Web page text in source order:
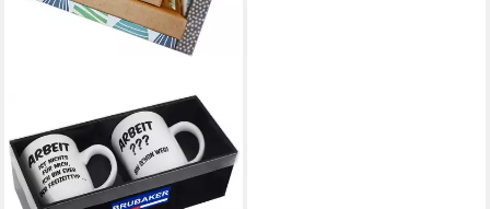
BRUBAKER
Tasse Motivtassen "ARBEIT
IST ..." und "ARBEIT ???...", 4-
tlg., Keramik, 2x Kaffeebecher